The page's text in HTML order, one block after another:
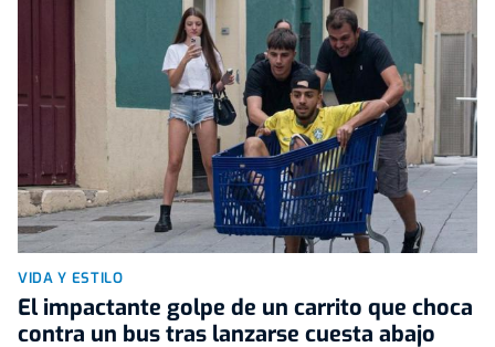
VIDA Y ESTILO
El impactante golpe de un carrito que choca
contra un bus tras lanzarse cuesta abajo